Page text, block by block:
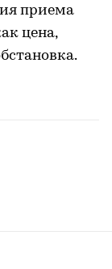
приема
цена,